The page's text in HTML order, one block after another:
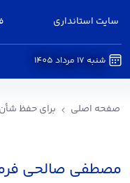
سایت استانداری
شنبه 17 مرداد 1405
صفحه اصلی برای حفظ
مصطفی صالحی